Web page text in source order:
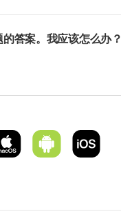
答案。我应该怎么办？